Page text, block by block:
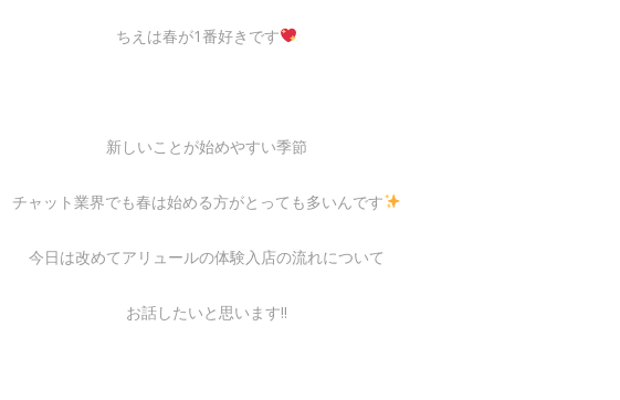
ちえは春が1番好きです
新しいことが始めやすい季節
チャット業界でも春は始める方がとっても多いんです
今日は改めてアリュールの体験入店の流れについて
お話したいと思います!!